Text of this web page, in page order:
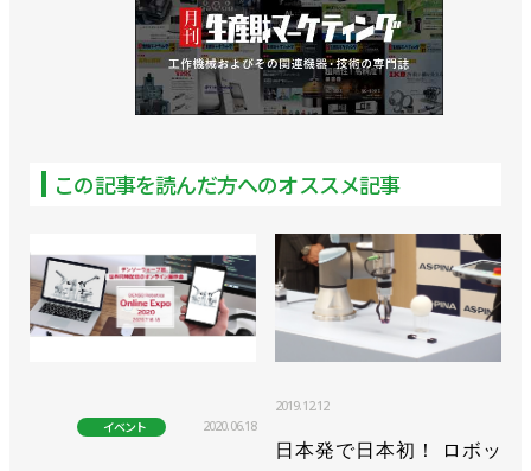
>>工場・倉庫用の搬送ロボで商品宅配?! フィンラ
ンドでトライアル開始／オムロン
>>ロボと機器の統合で高度な自動化／オムロン
>>シリーズ最大！ 1.5t可搬のAGVを世界一斉発売／
>>250kgまで自動搬送が可能に／オムロン
この記事を読んだ方へのオススメ記事
イベント 2020.06.18
2019.12.12
日本発で日本初！ ロボッ